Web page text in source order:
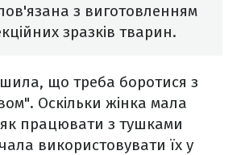
з виготовленням
зразків тварин.
що треба боротися з
Оскільки жінка мала
як працювати з тушками
використовувати їх у